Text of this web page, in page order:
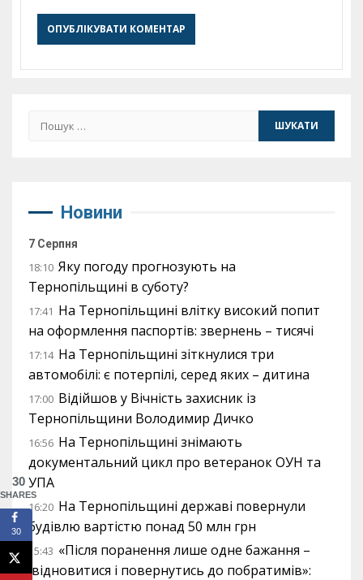
Пошук:
Новини
7 Серпня
18:10 Яку погоду прогнозують на
Тернопільщині в суботу?
17:41 На Тернопільщині влітку високий попит
на оформлення паспортів: звернень – тисячі
17:14 На Тернопільщині зіткнулися три
автомобілі: є потерпілі, серед яких – дитина
17:00 Відійшов у Вічність захисник із
Тернопільщини Володимир Дичко
16:56 На Тернопільщині знімають
документальний цикл про ветеранок ОУН та
УПА
16:20 На Тернопільщині державі повернули
будівлю вартістю понад 50 млн грн
15:43 «Після поранення лише одне бажання –
відновитися і повернутись до побратимів»:
30
SHARES
30